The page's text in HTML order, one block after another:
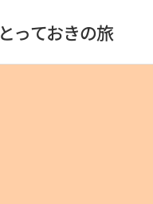
とっておきの旅